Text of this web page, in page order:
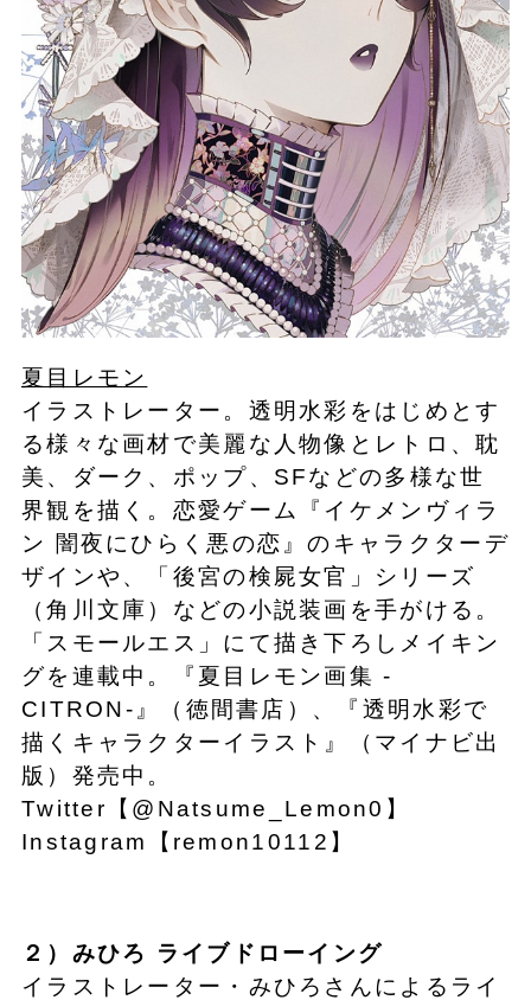
夏目レモン
イラストレーター。透明水彩をはじめとす
る様々な画材で美麗な人物像とレトロ、耽
美、ダーク、ポップ、SFなどの多様な世
界観を描く。恋愛ゲーム『イケメンヴィラ
ン 闇夜にひらく悪の恋』のキャラクターデ
ザインや、「後宮の検屍女官」シリーズ
（角川文庫）などの小説装画を手がける。
「スモールエス」にて描き下ろしメイキン
グを連載中。『夏目レモン画集 -
CITRON-』（徳間書店）、『透明水彩で
描くキャラクターイラスト』（マイナビ出
版）発売中。
Twitter【@Natsume_Lemon0】
Instagram【remon10112】
２）みひろ ライブドローイング
イラストレーター・みひろさんによるライ